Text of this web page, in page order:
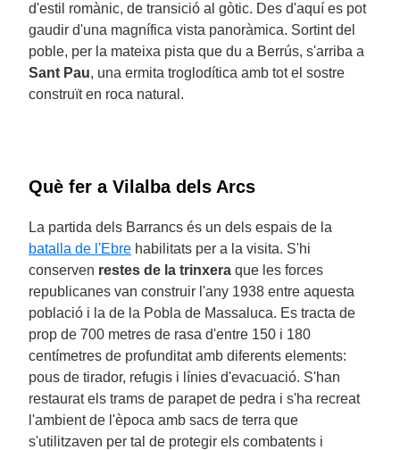
d'estil romànic, de transició al gòtic. Des d'aquí es pot
gaudir d'una magnífica vista panoràmica. Sortint del
poble, per la mateixa pista que du a Berrús, s'arriba a
Sant Pau, una ermita troglodítica amb tot el sostre
construït en roca natural.
Què fer a Vilalba dels Arcs
La partida dels Barrancs és un dels espais de la
batalla de l'Ebre habilitats per a la visita. S'hi
conserven restes de la trinxera que les forces
republicanes van construir l'any 1938 entre aquesta
població i la de la Pobla de Massaluca. Es tracta de
prop de 700 metres de rasa d'entre 150 i 180
centímetres de profunditat amb diferents elements:
pous de tirador, refugis i línies d'evacuació. S'han
restaurat els trams de parapet de pedra i s'ha recreat
l'ambient de l'època amb sacs de terra que
s'utilitzaven per tal de protegir els combatents i